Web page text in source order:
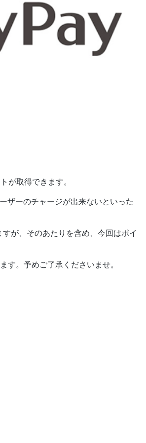
が取得できます。
ザーのチャージが出来ないといった
が、そのあたりを含め、今回はポイ
。予めご了承くださいませ。